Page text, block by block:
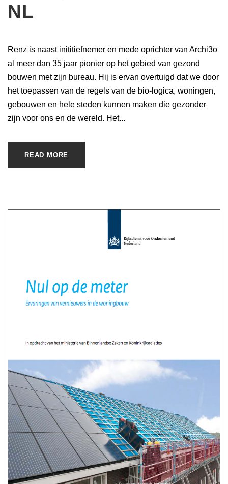
NL
Renz is naast inititiefnemer en mede oprichter van Archi3o
al meer dan 35 jaar pionier op het gebied van gezond
bouwen met zijn bureau. Hij is ervan overtuigd dat we door
het toepassen van de regels van de bio-logica, woningen,
gebouwen en hele steden kunnen maken die gezonder
zijn voor ons en de wereld. Het...
READ MORE